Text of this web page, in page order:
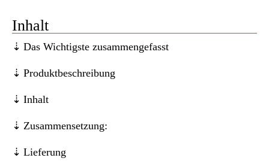
Inhalt
Das Wichtigste zusammengefasst
Produktbeschreibung
Inhalt
Zusammensetzung:
Lieferung